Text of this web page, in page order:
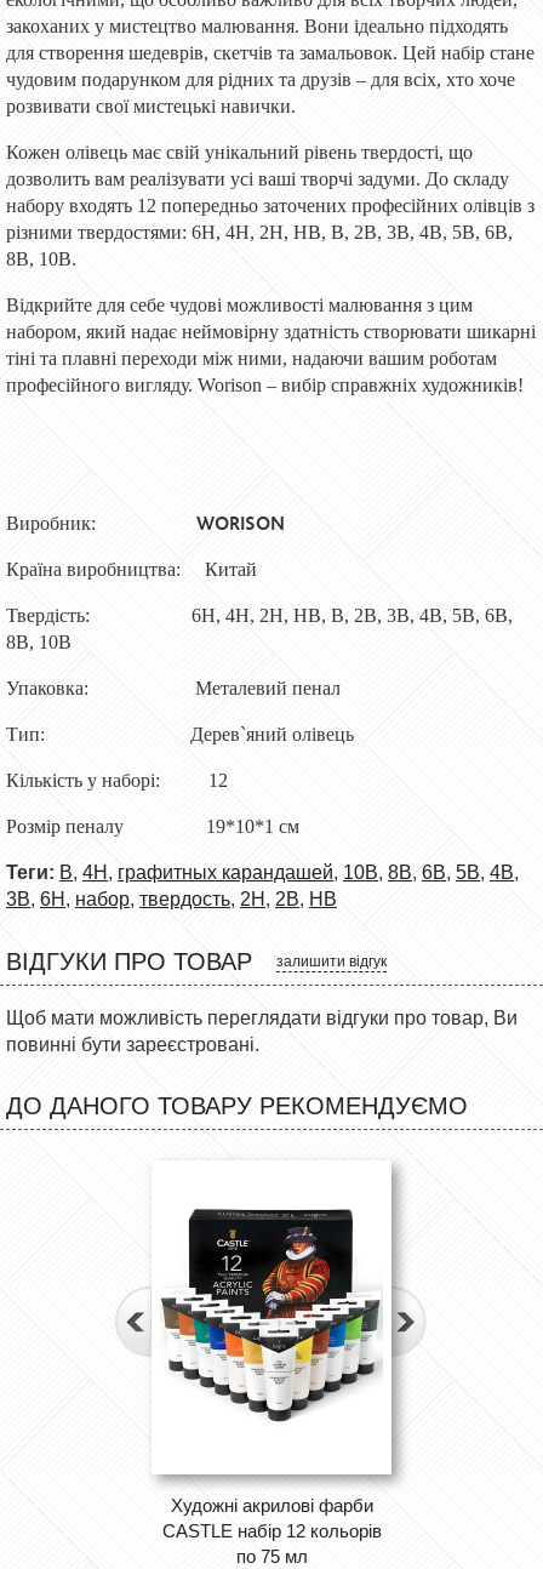
закоханих у мистецтво малювання. Вони ідеально підходять
для створення шедеврів, скетчів та замальовок. Цей набір стане
чудовим подарунком для рідних та друзів – для всіх, хто хоче
розвивати свої мистецькі навички.
Кожен олівець має свій унікальний рівень твердості, що
дозволить вам реалізувати усі ваші творчі задуми. До складу
набору входять 12 попередньо заточених професійних олівців з
різними твердостями: 6H, 4H, 2H, HB, B, 2B, 3B, 4B, 5B, 6B,
8B, 10B.
Відкрийте для себе чудові можливості малювання з цим
набором, який надає неймовірну здатність створювати шикарні
тіні та плавні переходи між ними, надаючи вашим роботам
професійного вигляду. Worison – вибір справжніх художників!
Виробник: WORISON
Країна виробництва: Китай
Твердість: 6H, 4H, 2H, HB, B, 2B, 3B, 4B, 5B, 6B,
8B, 10B
Упаковка: Металевий пенал
Тип: Дерев`яний олівець
Кількість у наборі: 12
Розмір пеналу 19*10*1 см
Теги: B, 4H , графитных карандашей, 10B, 8B, 6B, 5B, 4B,
3B, 6H , набор, твердость, 2H , 2B, HB
ВІДГУКИ ПРО ТОВАР залишити відгук
Щоб мати можливість переглядати відгуки про товар, Ви
повинні бути зареєстровані.
ДО ДАНОГО ТОВАРУ РЕКОМЕНДУЄМО
Художні акрилові фарби
CASTLE набір 12 кольорів
по 75 мл